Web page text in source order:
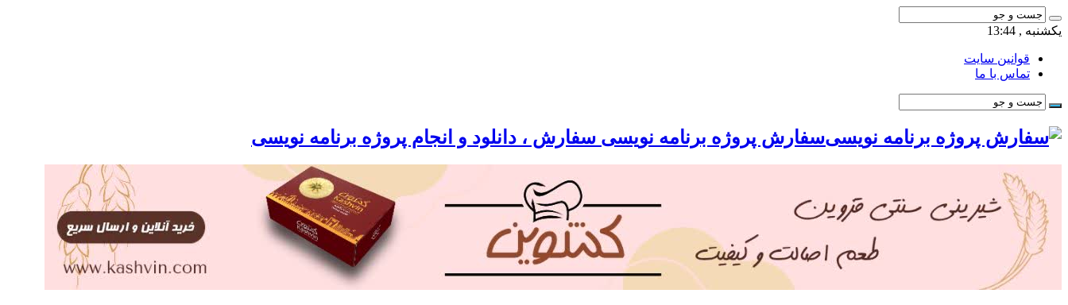
یکشنبه , 13:44
قوانین سایت
تماس با ما
سفارش پروژه برنامه نویسی سفارش ، دانلود و انجام پروژه برنامه نویسی